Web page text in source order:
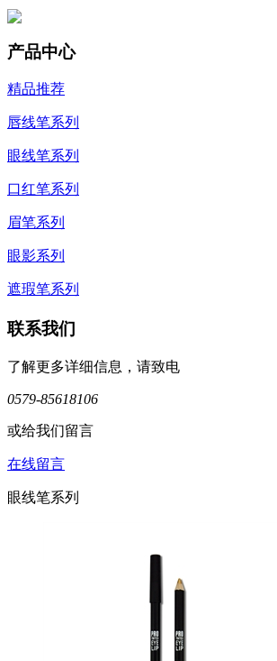
产品中心
精品推荐
唇线笔系列
眼线笔系列
口红笔系列
眉笔系列
眼影系列
遮瑕笔系列
联系我们
了解更多详细信息，请致电
0579-85618106
或给我们留言
在线留言
眼线笔系列